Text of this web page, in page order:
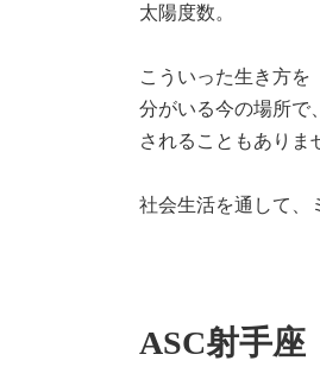
太陽度数。
こういった生き方を
分がいる今の場所で
されることもありま
社会生活を通して、
ASC射手座